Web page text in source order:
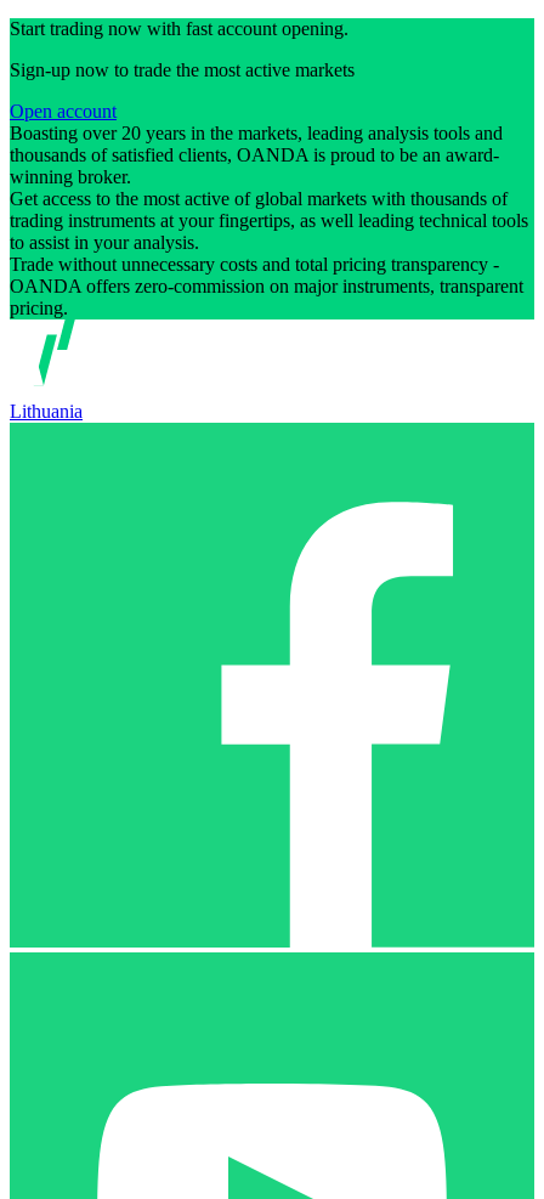
Start trading now with fast account opening.
Sign-up now to trade the most active markets
Open account
Boasting over 20 years in the markets, leading analysis tools and
thousands of satisfied clients, OANDA is proud to be an award-
winning broker.
Get access to the most active of global markets with thousands of
trading instruments at your fingertips, as well leading technical tools
to assist in your analysis.
Trade without unnecessary costs and total pricing transparency -
OANDA offers zero-commission on major instruments, transparent
pricing.
Lithuania